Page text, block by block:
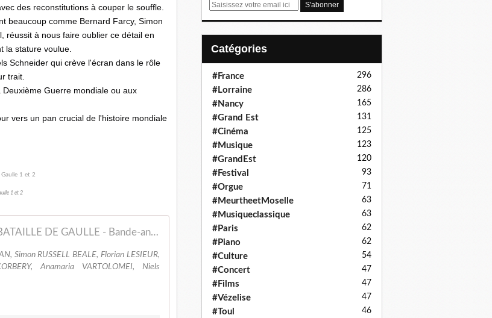
des reconstitutions à couper le souffle.
beaucoup comme Bernard Farcy, Simon
réussit à nous faire oublier ce détail en
la stature voulue.
Schneider qui crève l'écran dans le rôle
trait.
Guerre mondiale ou aux
vers un pan crucial de l'histoire mondiale
1 et 2
LA BATAILLE DE GAULLE - Bande-annonce Officielle HD
Simon RUSSELL BEALE, Florian LESIEUR,
Anamaria VARTOLOMEI, Niels
E
Catégories
#France 296
#Lorraine 286
#Nancy 165
#Grand Est 131
#Cinéma 125
#Musique 123
#GrandEst 120
#Festival 93
#Orgue 71
#MeurtheetMoselle 63
#Musiqueclassique 63
#Paris 62
#Piano 62
#Culture 54
#Concert 47
#Films 47
#Vézelise 47
#Toul 46